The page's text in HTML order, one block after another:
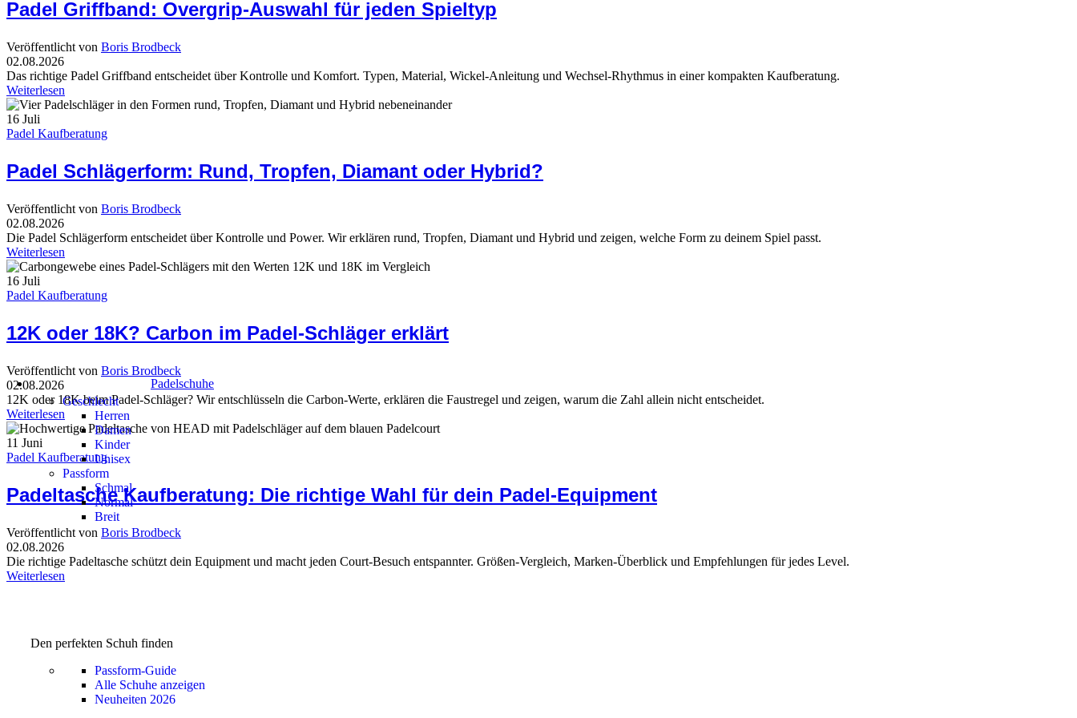
Padelschuhe
Geschlecht
Herren
Damen
Kinder
Unisex
Passform
Schmal
Normal
Breit
Den perfekten Schuh finden
Passform-Guide
Alle Schuhe anzeigen
Neuheiten 2026
Padel Griffband: Overgrip-Auswahl für jeden Spieltyp
Veröffentlicht von Boris Brodbeck
02.08.2026
Das richtige Padel Griffband entscheidet über Kontrolle und Komfort. Typen, Material, Wickel-Anleitung und Wechsel-Rhythmus in einer kompakten Kaufberatung.
Weiterlesen
16 Juli
Padel Kaufberatung
Padel Schlägerform: Rund, Tropfen, Diamant oder Hybrid?
Veröffentlicht von Boris Brodbeck
02.08.2026
Die Padel Schlägerform entscheidet über Kontrolle und Power. Wir erklären rund, Tropfen, Diamant und Hybrid und zeigen, welche Form zu deinem Spiel passt.
Weiterlesen
16 Juli
Padel Kaufberatung
12K oder 18K? Carbon im Padel-Schläger erklärt
Veröffentlicht von Boris Brodbeck
02.08.2026
12K oder 18K beim Padel-Schläger? Wir entschlüsseln die Carbon-Werte, erklären die Faustregel und zeigen, warum die Zahl allein nicht entscheidet.
Weiterlesen
11 Juni
Padel Kaufberatung
Padeltasche Kaufberatung: Die richtige Wahl für dein Padel-Equipment
Veröffentlicht von Boris Brodbeck
02.08.2026
Die richtige Padeltasche schützt dein Equipment und macht jeden Court-Besuch entspannter. Größen-Vergleich, Marken-Überblick und Empfehlungen für jedes Level.
Weiterlesen